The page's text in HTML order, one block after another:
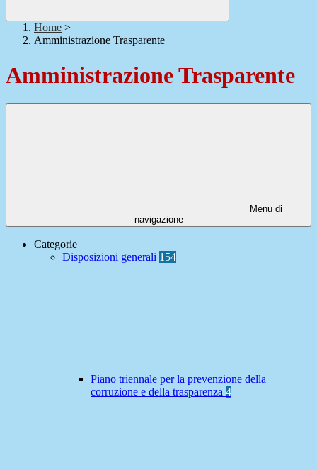
Home >
Amministrazione Trasparente
Amministrazione Trasparente
Menu di
navigazione
Categorie
Disposizioni generali 154
Piano triennale per la prevenzione della
corruzione e della trasparenza 4